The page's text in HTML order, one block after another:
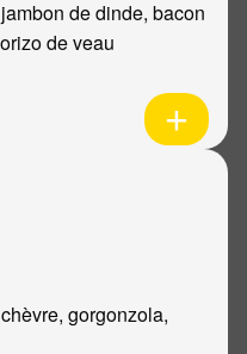
de dinde, bacon
de veau
gorgonzola,